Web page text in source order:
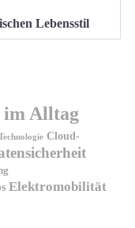
Lebensstil
im Alltag
Cloud-
Elektromobilität